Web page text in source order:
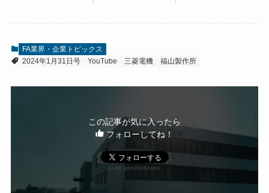
FA業界・企業トピックス
2024年1月31日号
YouTube 三菱電機 福山製作所
この記事が気に入ったら
フォローしてね！